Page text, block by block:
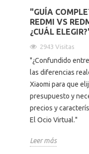
"GUÍA
REDMI VS
¿CUÁL
2943 Visitas
"¿Confundido
las diferencias
Xiaomi para que
presupuesto y
precios y
El Ocio Virtual."
Leer más